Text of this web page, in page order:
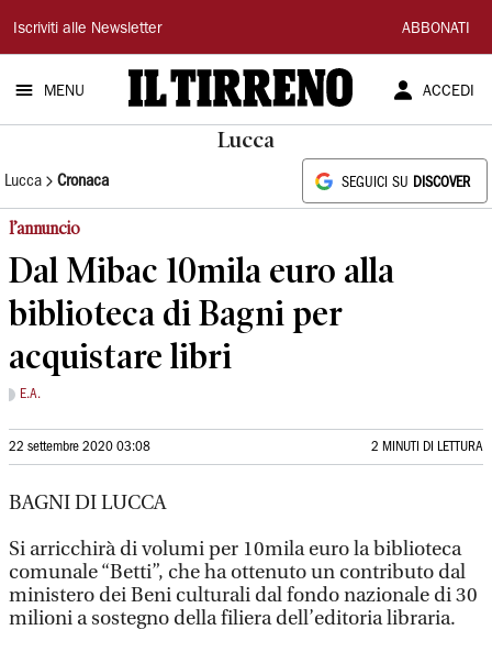
Il
Tirreno
Iscriviti alle Newsletter ABBONATI
MENU ACCEDI
Lucca
Lucca Cronaca SEGUICI SU DISCOVER
l’annuncio
Dal Mibac 10mila euro alla
biblioteca di Bagni per
acquistare libri
E.A.
22 settembre 2020 03:08 2 MINUTI DI LETTURA
BAGNI DI LUCCA
Si arricchirà di volumi per 10mila euro la biblioteca
comunale “Betti”, che ha ottenuto un contributo dal
ministero dei Beni culturali dal fondo nazionale di 30
milioni a sostegno della filiera dell’editoria libraria.